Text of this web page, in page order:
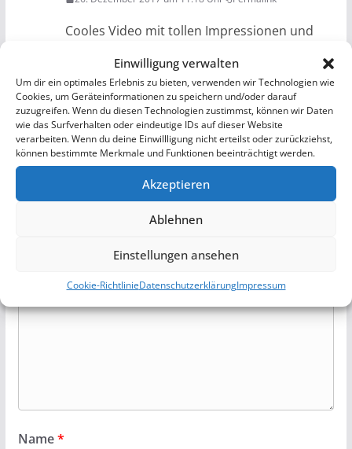
Einwilligung verwalten
Um dir ein optimales Erlebnis zu bieten, verwenden wir Technologien wie
Cookies, um Geräteinformationen zu speichern und/oder darauf
zuzugreifen. Wenn du diesen Technologien zustimmst, können wir Daten
wie das Surfverhalten oder eindeutige IDs auf dieser Website
verarbeiten. Wenn du deine Einwillligung nicht erteilst oder zurückziehst,
können bestimmte Merkmale und Funktionen beeinträchtigt werden.
Akzeptieren
Ablehnen
Einstellungen ansehen
Cookie-RichtlinieDatenschutzerklärungImpressum
Cooles Video mit tollen Impressionen und
Antworten
Schreibe einen Kommentar
Deine E-Mail-Adresse wird nicht veröffentlicht.
Erforderliche Felder sind mit
Name*